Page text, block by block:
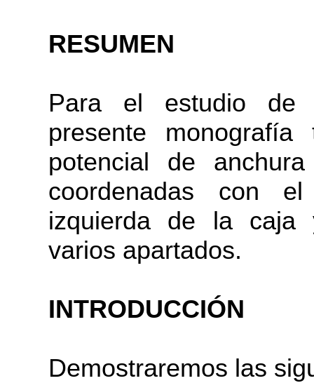
RESUMEN
Para el estudio de
presente
potencial de
coordenadas con
izquierda de la caja
varios apartados.
INTRODUCCIÓN
Demostraremos las